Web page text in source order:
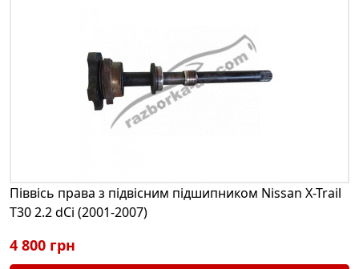
Піввісь права з підвісним підшипником Nissan X-Trail
T30 2.2 dCi (2001-2007)
4 800 грн